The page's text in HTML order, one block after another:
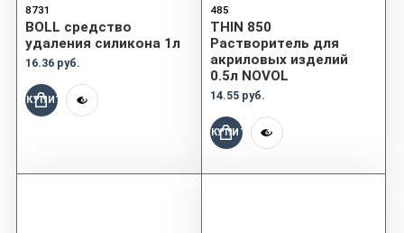
8731
BOLL средство
удаления силикона 1л
16.36 руб.
КУПИТЬ
485
THIN 850
Растворитель для
акриловых изделий
0.5л NOVOL
14.55 руб.
КУПИТЬ